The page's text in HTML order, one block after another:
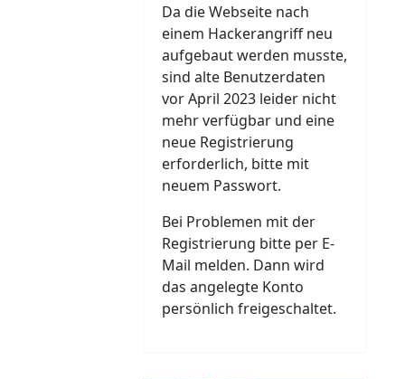
Da die Webseite nach
einem Hackerangriff neu
aufgebaut werden musste,
sind alte Benutzerdaten
vor April 2023 leider nicht
mehr verfügbar und eine
neue Registrierung
erforderlich, bitte mit
neuem Passwort.
Bei Problemen mit der
Registrierung bitte per E-
Mail melden. Dann wird
das angelegte Konto
persönlich freigeschaltet.